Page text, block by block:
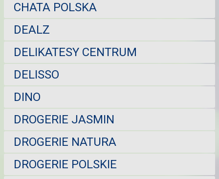
CHATA POLSKA
DEALZ
DELIKATESY CENTRUM
DELISSO
DINO
DROGERIE JASMIN
DROGERIE NATURA
DROGERIE POLSKIE